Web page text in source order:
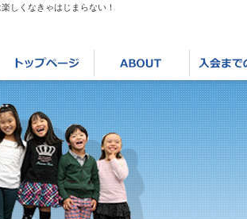
しくなきゃはじまらない！